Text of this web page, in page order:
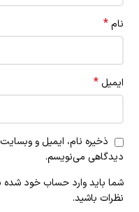
نام*
ایمیل *
ذخیره نام، ایمیل و
دیدگاهی می‌نویسم.
شما باید وارد حساب خود شده
نظرات باشید.